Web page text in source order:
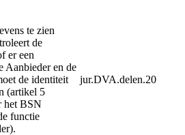
te zien
de
er een
Aanbieder en de
de identiteit
(artikel 5
het BSN
functie
jur.DVA.delen.20